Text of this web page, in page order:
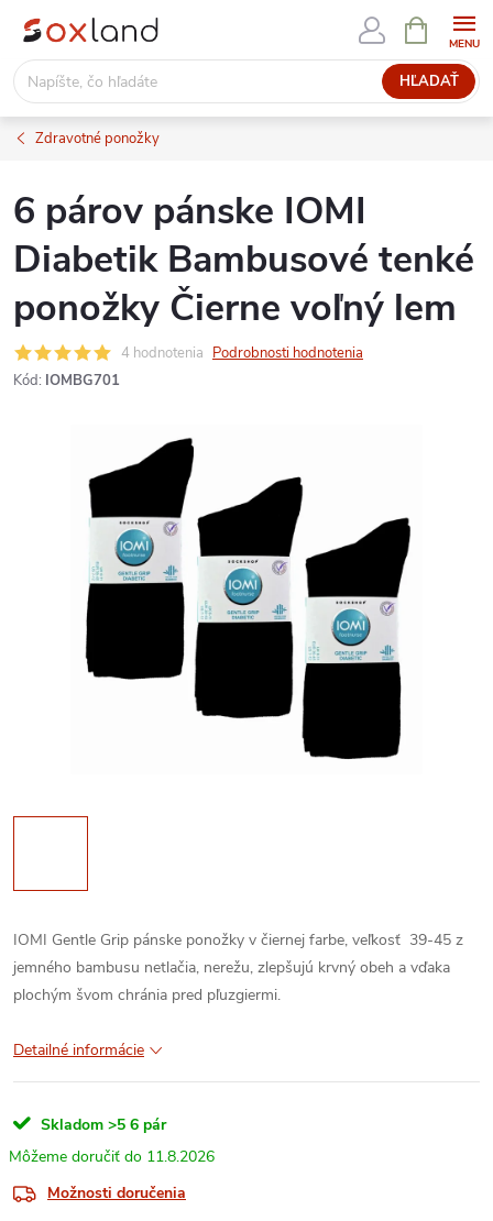
Prejsť
obsah
HĽADAŤ
KOŠÍK
Zdravotné ponožky
6 párov pánske IOMI
Diabetik Bambusové tenké
ponožky Čierne voľný lem
4 hodnotenia Podrobnosti hodnotenia
Kód: IOMBG701
IOMI Gentle Grip pánske ponožky v čiernej farbe, veľkosť 39-45 z
jemného bambusu netlačia, nerežu, zlepšujú krvný obeh a vďaka
plochým švom chránia pred pľuzgiermi.
Detailné informácie
Skladom >5 6 pár
11.8.2026
Možnosti doručenia